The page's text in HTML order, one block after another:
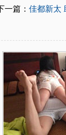
一篇： 佳都新太